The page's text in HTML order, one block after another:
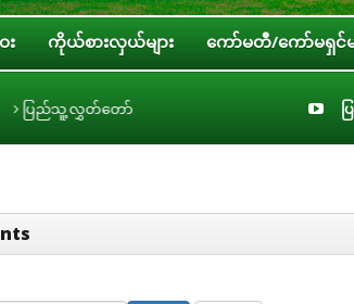
ကိုယ်စားလှယ်များ ကော်မတီ/ကော်မရှင်မ
စိုးရ၏ အာမခံချက်များ၊ ကတိများနှင့် တာဝန်ခံချက်